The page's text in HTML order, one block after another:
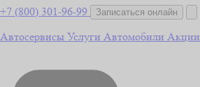
+7 (800) 301-96-99 Записаться онлайн
Автосервисы Услуги Автомобили Акции